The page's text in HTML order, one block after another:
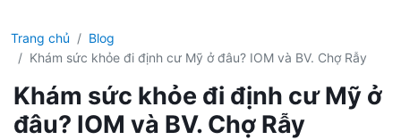
Trang chủ
Blog
Khám sức khỏe đi định cư Mỹ ở đâu? IOM và BV. Chợ Rẫy
Khám sức khỏe đi định cư Mỹ ở
đâu? IOM và BV. Chợ Rẫy